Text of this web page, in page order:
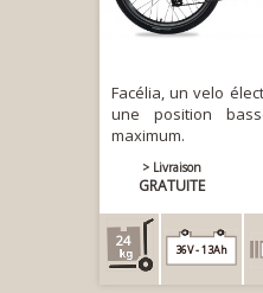
Facélia, un velo
une position
maximum.
> Livraison
GRATUITE
24
36V - 13Ah